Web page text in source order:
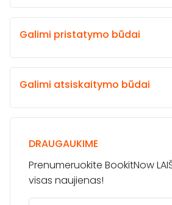
Galimi pristatymo būdai
Galimi atsiskaitymo būdai
DRAUGAUKIME
Prenumeruokite BookitNow
visas naujienas!